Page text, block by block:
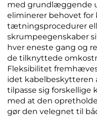
med grundlæggende
eliminerer behovet for
tætningsprocedurer
skrumpeegenskaber
hver eneste gang og
de tilknyttede
Fleksibilitet
idet kabelbeskytteren
tilpasse sig forskellige
med at den
gør den velegnet til